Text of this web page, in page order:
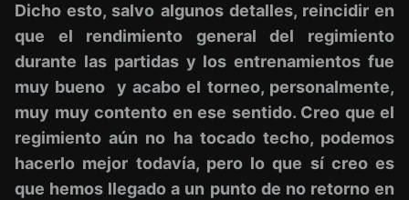
Dicho esto, salvo algunos detalles, reincidir en
que el rendimiento general del regimiento
durante las partidas y los entrenamientos fue
muy bueno y acabo el torneo, personalmente,
muy muy contento en ese sentido. Creo que el
regimiento aún no ha tocado techo, podemos
hacerlo mejor todavía, pero lo que sí creo es
que hemos llegado a un punto de no retorno en